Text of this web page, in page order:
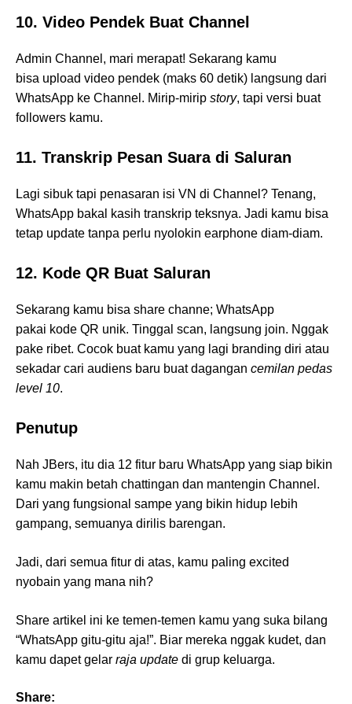
10. Video Pendek Buat Channel
Admin Channel, mari merapat! Sekarang kamu
bisa upload video pendek (maks 60 detik) langsung dari
WhatsApp ke Channel. Mirip-mirip story, tapi versi buat
followers kamu.
11. Transkrip Pesan Suara di Saluran
Lagi sibuk tapi penasaran isi VN di Channel? Tenang,
WhatsApp bakal kasih transkrip teksnya. Jadi kamu bisa
tetap update tanpa perlu nyolokin earphone diam-diam.
12. Kode QR Buat Saluran
Sekarang kamu bisa share channe; WhatsApp
pakai kode QR unik. Tinggal scan, langsung join. Nggak
pake ribet. Cocok buat kamu yang lagi branding diri atau
sekadar cari audiens baru buat dagangan cemilan pedas
level 10.
Penutup
Nah JBers, itu dia 12 fitur baru WhatsApp yang siap bikin
kamu makin betah chattingan dan mantengin Channel.
Dari yang fungsional sampe yang bikin hidup lebih
gampang, semuanya dirilis barengan.
Jadi, dari semua fitur di atas, kamu paling excited
nyobain yang mana nih?
Share artikel ini ke temen-temen kamu yang suka bilang
“WhatsApp gitu-gitu aja!”. Biar mereka nggak kudet, dan
kamu dapet gelar raja update di grup keluarga.
Share: